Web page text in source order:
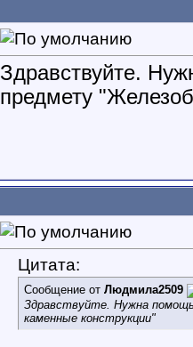
Здравствуйте.
предмету
Цитата:
Сообщение от Людмила2509
Здравствуйте. Нужна
каменные конструкции"